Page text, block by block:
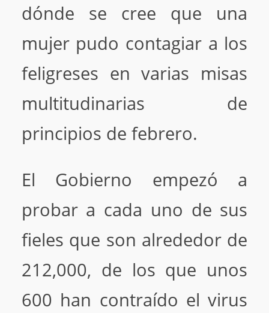
dónde se cree que una
mujer pudo contagiar a los
feligreses en varias misas
multitudinarias de
principios de febrero.
El Gobierno empezó a
probar a cada uno de sus
fieles que son alrededor de
212,000, de los que unos
600 han contraído el virus